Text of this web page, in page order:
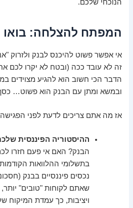
הנוכחי שלכם.
המפתח להצלחה: בואו
אי אפשר פשוט להיכנס לבנק ולזרוק
זה לא עובד ככה (ובטח לא יקרו לכם
הדבר הכי חשוב הוא להגיע מצוידים
ובמשא ומתן עם הבנק הוא פשוט…
אז מה אתם צריכים לדעת לפני
ההיסטוריה הפיננסית
הבנק? האם אי פעם חזרו
בתשלומי ההלוואות
נכסים פיננסיים בבנק
שאתם לקוחות "טובים" יותר,
ויציבות, כך עמדת המיקוח